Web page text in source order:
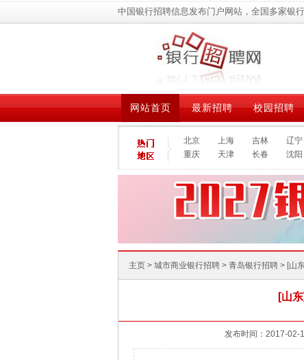
中国银行招聘信息发布门户网站，全国多家银
网站首页 最新招聘 校园招聘
北京 上海 吉林 辽宁
重庆
天津 长春 沈阳
主页 > 城市商业银行招聘 > 青岛银行招聘 > [
[山
发布时间：2017-02-